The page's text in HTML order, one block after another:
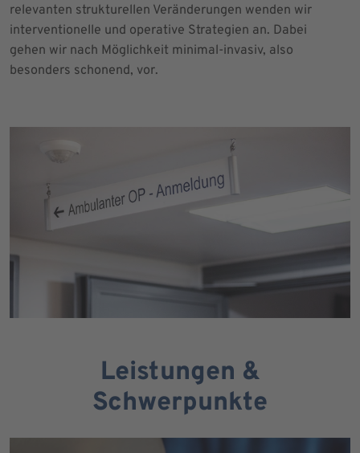
relevanten strukturellen Veränderungen wenden wir
interventionelle und operative Strategien an. Dabei
gehen wir nach Möglichkeit minimal-invasiv, also
besonders schonend, vor.
Leistungen &
Schwerpunkte